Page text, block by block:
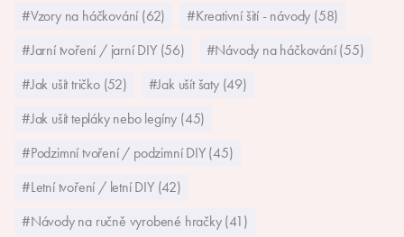
#Vzory na háčkování (62)
#Kreativní šití - návody (58)
#Jarní tvoření / jarní DIY (56)
#Návody na háčkování (55)
#Jak ušít tričko (52)
#Jak ušít šaty (49)
#Jak ušít tepláky nebo legíny (45)
#Podzimní tvoření / podzimní DIY (45)
#Letní tvoření / letní DIY (42)
#Návody na ručně vyrobené hračky (41)